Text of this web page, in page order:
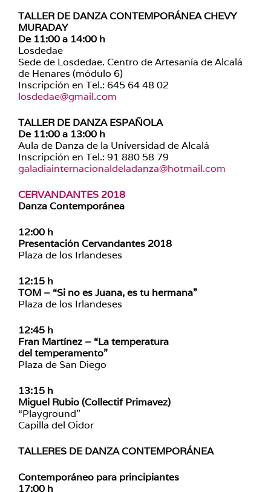
TALLER DE DANZA CONTEMPORÁNEA CHEVY
MURADAY
De 11:00 a 14:00 h
Losdedae
Sede de Losdedae. Centro de Artesanía de Alcalá
de Henares (módulo 6)
Inscripción en Tel.: 645 64 48 02
losdedae@gmail.com
TALLER DE DANZA ESPAÑOLA
De 11:00 a 13:00 h
Aula de Danza de la Universidad de Alcalá
Inscripción en Tel.: 91 880 58 79
galadiainternacionaldeladanza@hotmail.com
CERVANDANTES 2018
Danza Contemporánea
12:00 h
Presentación Cervandantes 2018
Plaza de los Irlandeses
12:15 h
TOM – “Si no es Juana, es tu hermana”
Plaza de los Irlandeses
12:45 h
Fran Martínez – “La temperatura
deltemperamento”
Plaza de San Diego
13:15 h
Miguel Rubio (Collectif Primavez)
“Playground”
Capilla del Oidor
TALLERES DE DANZA CONTEMPORÁNEA
Contemporáneo para principiantes
17:00 h